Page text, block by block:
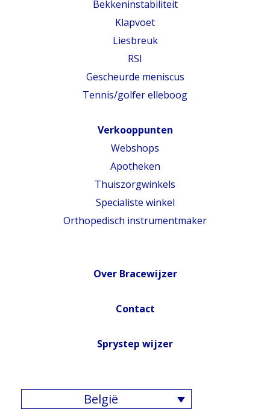
Bekkeninstabiliteit
Klapvoet
Liesbreuk
RSI
Gescheurde meniscus
Tennis/golfer elleboog
Verkooppunten
Webshops
Apotheken
Thuiszorgwinkels
Specialiste winkel
Orthopedisch instrumentmaker
Over Bracewijzer
Contact
Sprystep wijzer
België